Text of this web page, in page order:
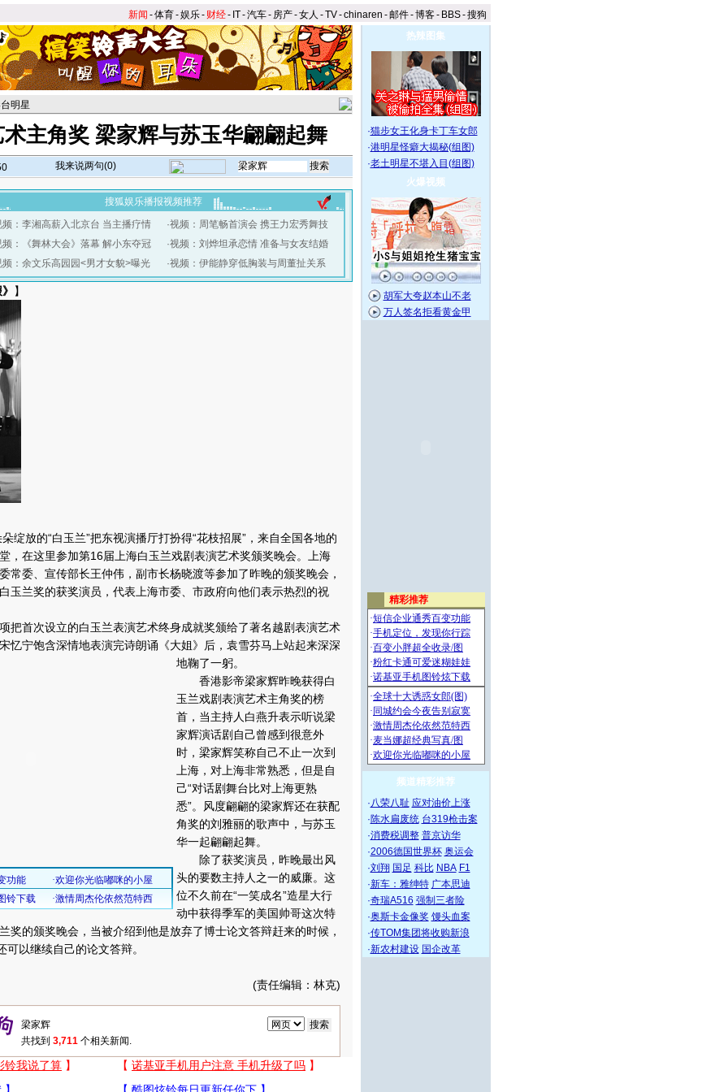
新闻 -体育-娱乐- 财经- IT-汽车- 房产-女人 -TV-chinaren -邮件-博客- BBS-搜狗
明星
主角奖 梁家辉与苏玉华翩翩起舞
我来说两句(0)
搜狐娱乐播报视频推荐
频：李湘高薪入北京台 当主播疗情
频：《舞林大会》落幕 解小东夺冠
频：余文乐高园园<男才女貌>曝光
·视频：周笔畅首演会 携王力宏秀舞技
·视频：刘烨坦承恋情 准备与女友结婚
·视频：伊能静穿低胸装与周董扯关系
】
放的“白玉兰”把东视演播厅打扮得“花枝招展”，来自全国各地的
，在这里参加第16届上海白玉兰戏剧表演艺术奖颁奖晚会。上海
常委、宣传部长王仲伟，副市长杨晓渡等参加了昨晚的颁奖晚会，
玉兰奖的获奖演员，代表上海市委、市政府向他们表示热烈的祝
首次设立的白玉兰表演艺术终身成就奖颁给了著名越剧表演艺术
忆宁饱含深情地表演完诗朗诵《大姐》后，袁雪芬马上站起来深深
地鞠了一躬。
香港影帝梁家辉昨晚获得白
玉兰戏剧表演艺术主角奖的榜
首，当主持人白燕升表示听说梁
家辉演话剧自己曾感到很意外
时，梁家辉笑称自己不止一次到
上海，对上海非常熟悉，但是自
己“对话剧舞台比对上海更熟
悉”。风度翩翩的梁家辉还在获配
角奖的刘雅丽的歌声中，与苏玉
华一起翩翩起舞。
除了获奖演员，昨晚最出风
头的要数主持人之一的威廉。这
位不久前在“一笑成名”造星大行
动中获得季军的美国帅哥这次特
奖的颁奖晚会，当被介绍到他是放弃了博士论文答辩赶来的时候，
可以继续自己的论文答辩。
(责任编辑：林克)
共找到 3,711 个相关新闻.
热辣图集
·猫步女王化身卡丁车女郎
·港明星怪癖大揭秘(组图)
·老土明星不堪入目(组图)
火爆视频
胡军大夸赵本山不老
万人签名拒看黄金甲
频道精彩推荐
·八荣八耻 应对油价上涨
·陈水扁废统 台319枪击案
·消费税调整 普京访华
·2006德国世界杯 奥运会
·刘翔 国足 科比 NBA F1
·新车：雅绅特 广本思迪
·奇瑞A516 强制三者险
·奥斯卡金像奖 馒头血案
·传TOM集团将收购新浪
·新农村建设 国企改革